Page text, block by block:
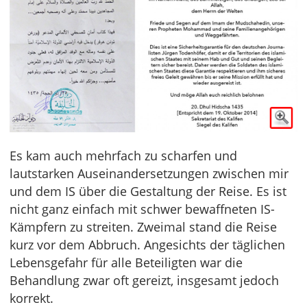
Es kam auch mehrfach zu scharfen und
lautstarken Auseinandersetzungen zwischen mir
und dem IS über die Gestaltung der Reise. Es ist
nicht ganz einfach mit schwer bewaffneten IS-
Kämpfern zu streiten. Zweimal stand die Reise
kurz vor dem Abbruch. Angesichts der täglichen
Lebensgefahr für alle Beteiligten war die
Behandlung zwar oft gereizt, insgesamt jedoch
korrekt.